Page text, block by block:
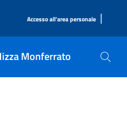
Accesso all'area personale |
Monferrato